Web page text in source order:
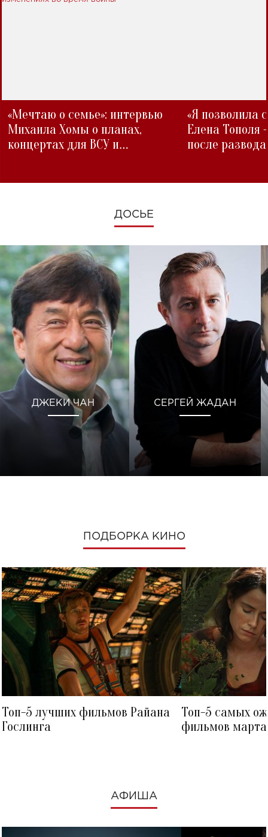
«Мечтаю о семье»: интервью
Михаила Хомы о планах,
концертах для ВСУ и
«Я позволила
Елена Тополя
после развода
ДОСЬЕ
ДЖЕКИ ЧАН СЕРГЕЙ ЖАДАН
ПОДБОРКА КИНО
Топ-5 лучших фильмов Райана
Гослинга
Топ-5 самых
фильмов
АФИША